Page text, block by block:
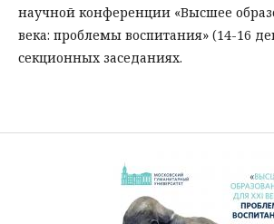
научной конференции «Высшее
века: проблемы воспитания» (14-16
секционных заседаниях.